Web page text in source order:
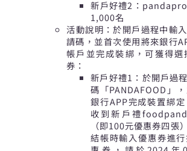
新戶好禮2：
1,000名
活動說明：於開戶過程中輸
請碼，並首次使用將來銀行
帳戶並完成裝綁，可獲得
券：
新戶好禮1：於開戶過
碼「PANDAFOOD」
銀行APP完成裝置綁
收到新戶禮
（即100元優惠券四張
結帳時輸入優惠券進